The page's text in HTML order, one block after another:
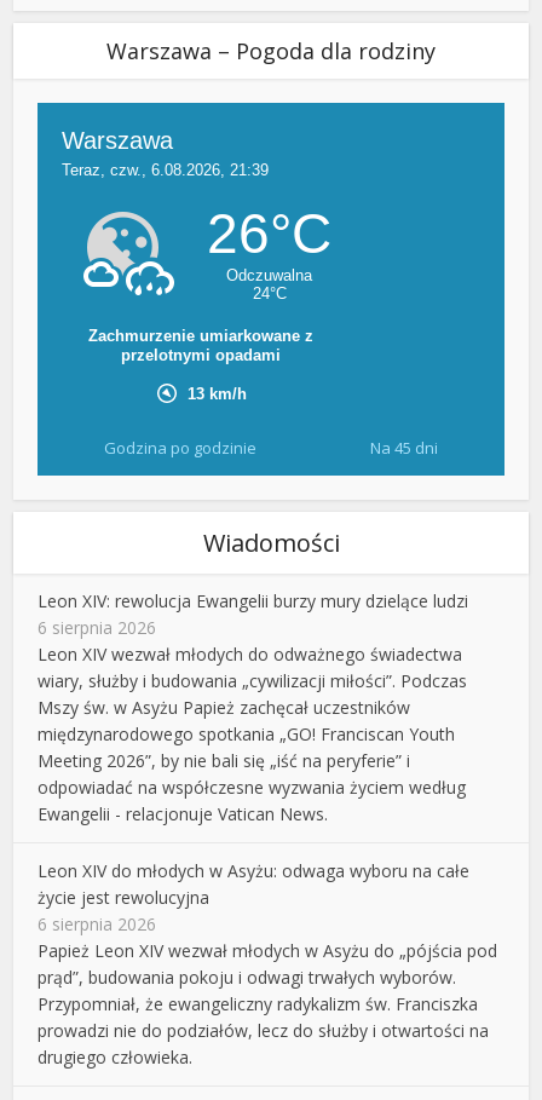
Warszawa – Pogoda dla rodziny
Godzina po godzinie Na 45 dni
Wiadomości
Leon XIV: rewolucja Ewangelii burzy mury dzielące ludzi
6 sierpnia 2026
Leon XIV wezwał młodych do odważnego świadectwa
wiary, służby i budowania „cywilizacji miłości”. Podczas
Mszy św. w Asyżu Papież zachęcał uczestników
międzynarodowego spotkania „GO! Franciscan Youth
Meeting 2026”, by nie bali się „iść na peryferie” i
odpowiadać na współczesne wyzwania życiem według
Ewangelii - relacjonuje Vatican News.
Leon XIV do młodych w Asyżu: odwaga wyboru na całe
życie jest rewolucyjna
6 sierpnia 2026
Papież Leon XIV wezwał młodych w Asyżu do „pójścia pod
prąd”, budowania pokoju i odwagi trwałych wyborów.
Przypomniał, że ewangeliczny radykalizm św. Franciszka
prowadzi nie do podziałów, lecz do służby i otwartości na
drugiego człowieka.